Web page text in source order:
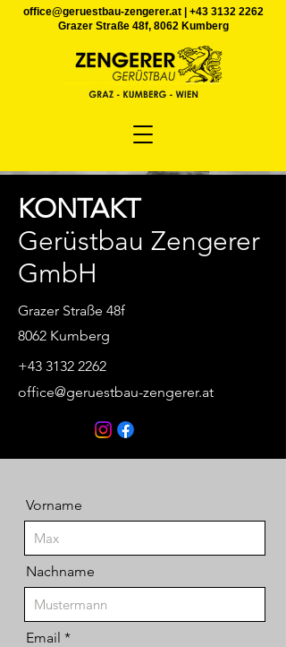
office@geruestbau-zengerer.at| +43 3132 2262
Grazer Straße 48f, 8062 Kumberg
KONTAKT
Gerüstbau Zengerer
GmbH
Grazer Straße 48f
8062 Kumberg
+43 3132 2262
office@geruestbau-zengerer.at
Vorname
Nachname
Email